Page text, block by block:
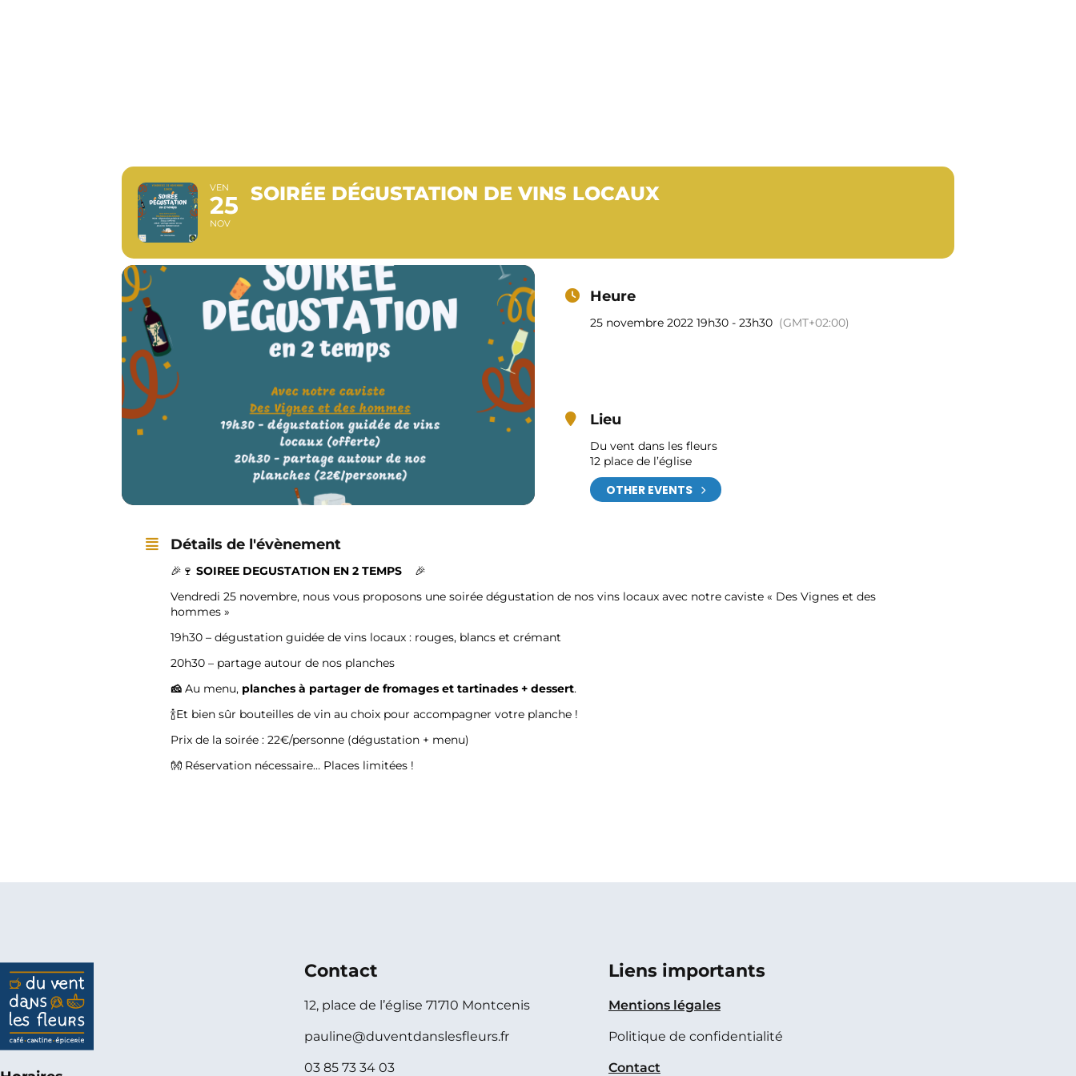
VEN
25
NOV
SOIRÉE DÉGUSTATION DE VINS LOCAUX
Heure
25 novembre 2022 19h30 - 23h30 (GMT+02:00)
Lieu
Du vent dans les fleurs
12 place de l’église
OTHER EVENTS
Détails de l'évènement
🎉🍷 SOIREE DEGUSTATION EN 2 TEMPS
🎉
Vendredi 25 novembre, nous vous proposons une soirée dégustation de nos vins locaux avec notre caviste « Des Vignes et des
hommes »
19h30 – dégustation guidée de vins locaux : rouges, blancs et crémant
20h30 – partage autour de nos planches
​🧀​ ​Au menu, planches à partager de fromages et tartinades + dessert.
🍾Et bien sûr bouteilles de vin au choix pour accompagner votre planche !
Prix de la soirée : 22€/personne (dégustation + menu)
👐 Réservation nécessaire… Places limitées !
Contact
12, place de l’église 71710 Montcenis
pauline@duventdanslesfleurs.fr
03 85 73 34 03
Liens importants
Mentions légales
Politique de confidentialité
Contact